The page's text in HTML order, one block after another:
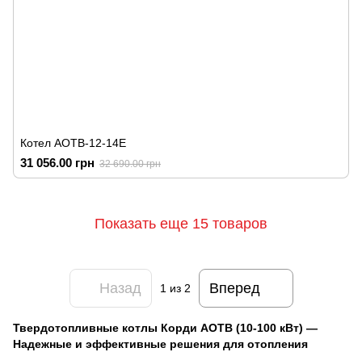
Котел АОТВ-12-14Е
31 056.00 грн 32 690.00 грн
Показать еще 15 товаров
Назад 1 из 2 Вперед
Твердотопливные котлы Корди АОТВ (10-100 кВт) —
Надежные и эффективные решения для отопления